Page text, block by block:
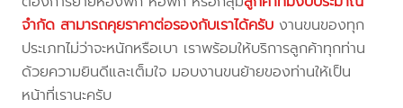
จำกัด สามารถคุยราคาต่อรองกับเราได้ครับ งานขนของทุก
ประเภทไม่ว่าจะหนักหรือเบา เราพร้อมให้บริการลูกค้าทุกท่าน
ด้วยความยินดีและเต็มใจ มอบงานขนย้ายของท่านให้เป็น
หน้าที่เรานะครับ